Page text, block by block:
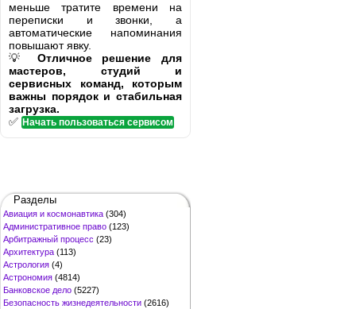
меньше тратите времени на
переписки и звонки, а
автоматические напоминания
повышают явку.
💡 Отличное решение для
мастеров, студий и
сервисных команд, которым
важны порядок и стабильная
загрузка.
✅ Начать пользоваться сервисом
Разделы
Авиация и космонавтика (304)
Административное право (123)
Арбитражный процесс (23)
Архитектура (113)
Астрология (4)
Астрономия (4814)
Банковское дело (5227)
Безопасность жизнедеятельности (2616)